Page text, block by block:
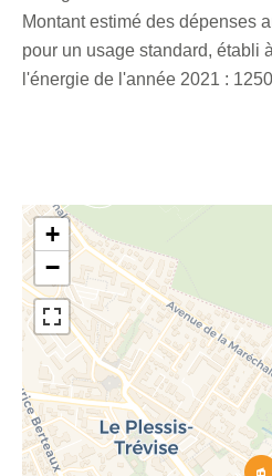
Montant estimé des dépenses
pour un usage standard, établi
l'énergie de l'année 2021 :
+
−